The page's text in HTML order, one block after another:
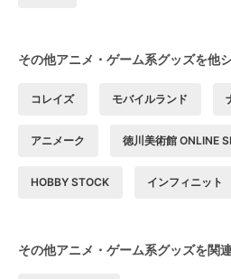
その他アニメ・ゲーム系グッズを他
コレイズ モバイルランド
アニメーク 徳川美術館 ONLINE
HOBBY STOCK インフィニット
その他アニメ・ゲーム系グッズを関